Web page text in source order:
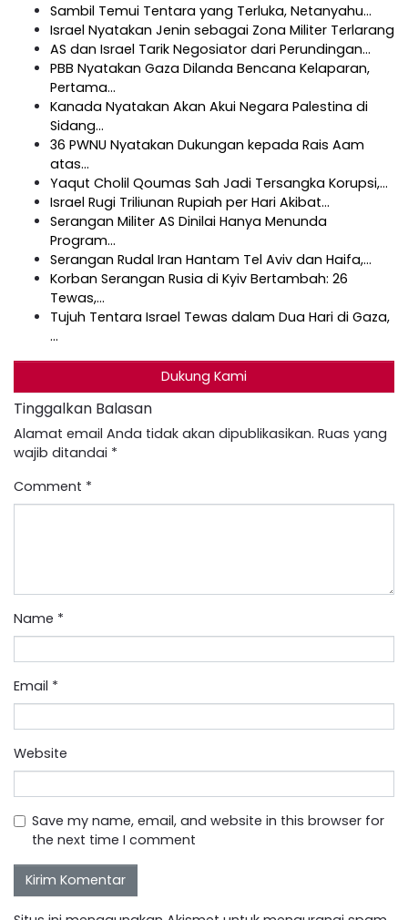
Sambil Temui Tentara yang Terluka, Netanyahu…
Israel Nyatakan Jenin sebagai Zona Militer Terlarang
AS dan Israel Tarik Negosiator dari Perundingan…
PBB Nyatakan Gaza Dilanda Bencana Kelaparan,
Pertama…
Kanada Nyatakan Akan Akui Negara Palestina di
Sidang…
36 PWNU Nyatakan Dukungan kepada Rais Aam
atas…
Yaqut Cholil Qoumas Sah Jadi Tersangka Korupsi,…
Israel Rugi Triliunan Rupiah per Hari Akibat…
Serangan Militer AS Dinilai Hanya Menunda
Program…
Serangan Rudal Iran Hantam Tel Aviv dan Haifa,…
Korban Serangan Rusia di Kyiv Bertambah: 26
Tewas,…
Tujuh Tentara Israel Tewas dalam Dua Hari di Gaza,
…
Dukung Kami
Tinggalkan Balasan
Alamat email Anda tidak akan dipublikasikan. Ruas yang
wajib ditandai *
Comment *
Name *
Email *
Website
Save my name, email, and website in this browser for
the next time I comment